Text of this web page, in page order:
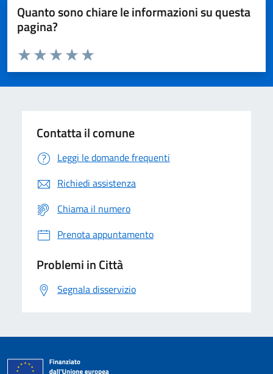
Quanto sono chiare le informazioni su questa
pagina?
Domanda
Valuta da 1 a 5 stelle la pagina
Valuta 5 stelle su 5
Valuta 4 stelle su 5
Valuta 3 stelle su 5
Valuta 2 stelle su 5
Valuta 1 stelle su 5
Contatta il comune
Leggi le domande frequenti
Richiedi assistenza
Chiama il numero
Prenota appuntamento
Problemi in Città
Segnala disservizio